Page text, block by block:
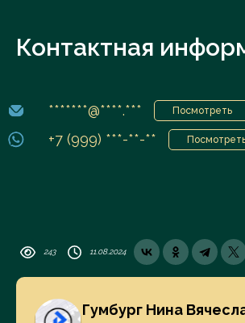
Контактная
*******@****.*** Посмотреть
+7 (999) ***-**-**
243 11.08.2024
Гумбург Нина